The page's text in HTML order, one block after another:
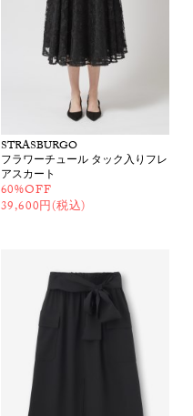
STRASBURGO
フラワーチュール タック入りフレ
アスカート
60%OFF
39,600円(税込)